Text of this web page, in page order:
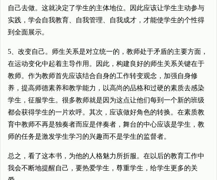
自己去做。这就决定了学生的主体地位。因此应该让学生主动参与
实践，学会自我教育、自我管理、自我成才，才能使学生的个性得
到全面展示。
5、改变自己。师生关系是对立统一的，教师处于矛盾的主要方面，
在运动变化中起着主导作用。因此，构建良好的师生关系关键在于
教师。作为教师首先应该结合自身的工作转变观念，加强自身修
养，提高师德素养和教学能力，以高尚的品格和过硬的素质去感染
学生，征服学生。很多教师就是因为这点让他们每到一个新的班级
都会获得学生的一片欢呼。其次，应该做好角色的转换。在素质教
育中教师不再是独奏者而应是伴奏者，舞台的中心应该是学生，教
师的任务是激发学生学习的兴趣而不是学生的监督者。
总之，看了这本书，为他的人格魅力所折服。在以后的教育工作中
我会不断地提醒自己，要热爱学生，尊重学生，给学生更多的关